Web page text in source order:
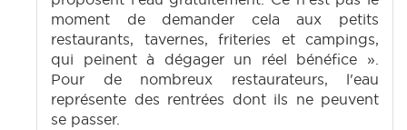
moment de demander cela aux petits
restaurants, tavernes, friteries et campings,
qui peinent à dégager un réel bénéfice ».
Pour de nombreux restaurateurs, l'eau
représente des rentrées dont ils ne peuvent
se passer.